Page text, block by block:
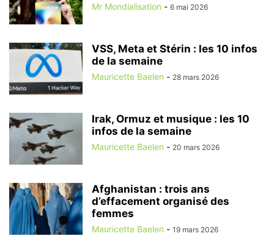
Mr Mondialisation - 6 mai 2026
VSS, Meta et Stérin : les 10 infos
de la semaine
Mauricette Baelen - 28 mars 2026
Irak, Ormuz et musique : les 10
infos de la semaine
Mauricette Baelen - 20 mars 2026
Afghanistan : trois ans
d’effacement organisé des
femmes
Mauricette Baelen - 19 mars 2026